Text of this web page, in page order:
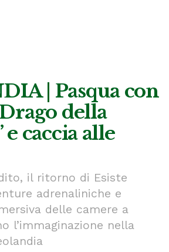
| Pasqua con
della
e caccia alle
il ritorno di Esiste
adrenaliniche e
delle camere a
l’immaginazione nella